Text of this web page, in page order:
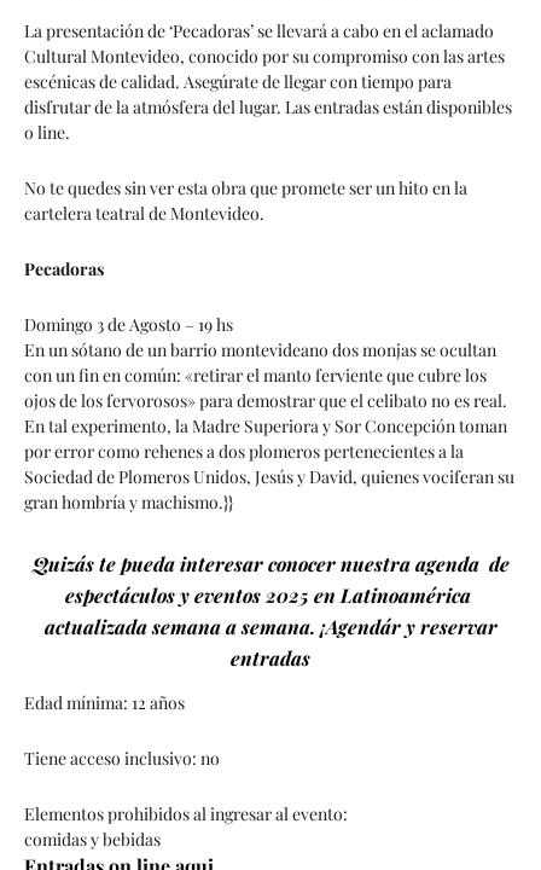
La presentación de ‘Pecadoras’ se llevará a cabo en el aclamado
Cultural Montevideo, conocido por su compromiso con las artes
escénicas de calidad. Asegúrate de llegar con tiempo para
disfrutar de la atmósfera del lugar. Las entradas están disponibles
o line.
No te quedes sin ver esta obra que promete ser un hito en la
cartelera teatral de Montevideo.
Pecadoras
Domingo 3 de Agosto – 19 hs
En un sótano de un barrio montevideano dos monjas se ocultan
con un fin en común: «retirar el manto ferviente que cubre los
ojos de los fervorosos» para demostrar que el celibato no es real.
En tal experimento, la Madre Superiora y Sor Concepción toman
por error como rehenes a dos plomeros pertenecientes a la
Sociedad de Plomeros Unidos, Jesús y David, quienes vociferan su
gran hombría y machismo.}}
Quizás te pueda interesar conocer nuestra agenda de
espectáculos y eventos 2025 en Latinoamérica
actualizada semana a semana. ¡Agendár y reservar
entradas
Edad mínima: 12 años
Tiene acceso inclusivo: no
Elementos prohibidos al ingresar al evento:
comidas y bebidas